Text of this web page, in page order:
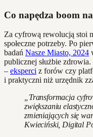
Co napędza boom
Za cyfrową rewolucją stoi
społeczne potrzeby. Po
badań Nasze Miasto, 2024
publicznej służbie
– eksperci z forów czy
i praktyczni niż urzędnik
„Transformacja
zwiększaniu
zmieniających się
Kwieciński, Digital